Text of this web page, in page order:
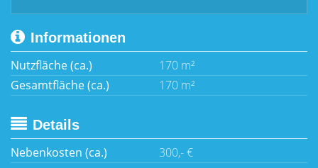
Informationen
Nutzfläche (ca.)
170 m²
Gesamtfläche (ca.)
170 m²
Details
Nebenkosten (ca.)
300,- €